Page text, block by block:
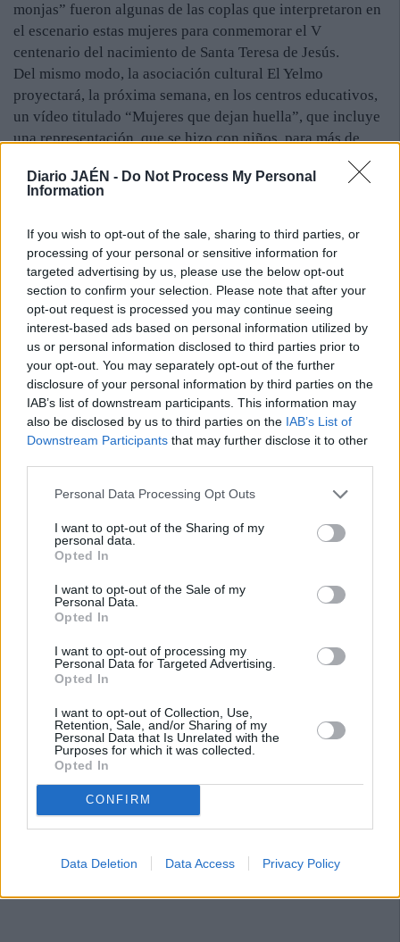
Diario JAÉN - Do Not Process My Personal
Information
If you wish to opt-out of the sale, sharing to third parties, or
processing of your personal or sensitive information for
targeted advertising by us, please use the below opt-out
section to confirm your selection. Please note that after your
opt-out request is processed you may continue seeing
interest-based ads based on personal information utilized by
us or personal information disclosed to third parties prior to
your opt-out. You may separately opt-out of the further
disclosure of your personal information by third parties on the
IAB’s list of downstream participants. This information may
also be disclosed by us to third parties on the IAB’s List of
Downstream Participants that may further disclose it to other
Personal Data Processing Opt Outs
I want to opt-out of the Sharing of my
personal data.
Opted In
I want to opt-out of the Sale of my
Personal Data.
Opted In
I want to opt-out of processing my
Personal Data for Targeted Advertising.
Opted In
I want to opt-out of Collection, Use,
Retention, Sale, and/or Sharing of my
Personal Data that Is Unrelated with the
Purposes for which it was collected.
Opted In
CONFIRM
Data Deletion Data Access Privacy Policy
monjas” fueron algunas de las coplas que interpretaron en
el escenario estas mujeres para conmemorar el V
centenario del nacimiento de Santa Teresa de Jesús.
Del mismo modo, la asociación cultural El Yelmo
proyectará, la próxima semana, en los centros educativos,
un vídeo titulado “Mujeres que dejan huella”, que incluye
una representación, que se hizo con niños, para más de